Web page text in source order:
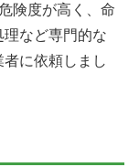
険度が高く、命
など専門的な
に依頼しまし